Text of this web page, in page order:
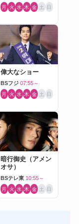
月 火 水 木 金 土 日
偉大なショー
BSフジ 07:55～
月 火 水 木 金 土 日
暗行御史（アメン
オサ）
BSテレ東 10:55～
月 火 水 木 金 土 日